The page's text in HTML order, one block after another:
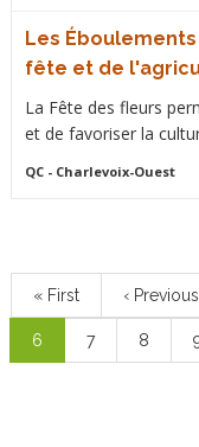
Les
fête et de
La Fête des fleurs
et de favoriser la
QC- Charlevoix-Ouest
First
page
« First
Previous
page
‹ Previous
Current
page
6 Page
7 Page
8